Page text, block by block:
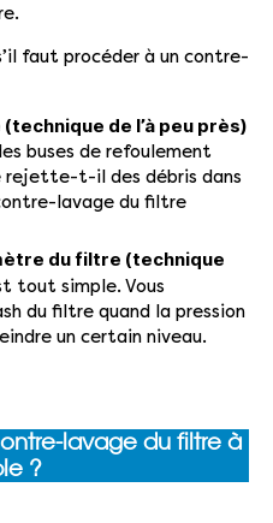
faut procéder à un contre-
de l’à peu près)
buses de refoulement
t-il des débris dans
lavage du filtre
du filtre (technique
tout simple. Vous
du filtre quand la pression
un certain niveau.
lavage du filtre à
?